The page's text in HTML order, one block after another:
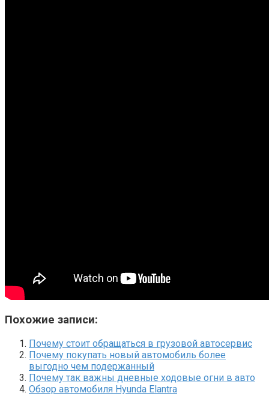
Похожие записи:
Почему стоит обращаться в грузовой автосервис
Почему покупать новый автомобиль более
выгодно чем подержанный
Почему так важны дневные ходовые огни в авто
Обзор автомобиля Hyunda Elantra